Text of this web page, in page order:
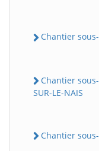
Chantier
Chantier
SUR-LE-NAIS
Chantier